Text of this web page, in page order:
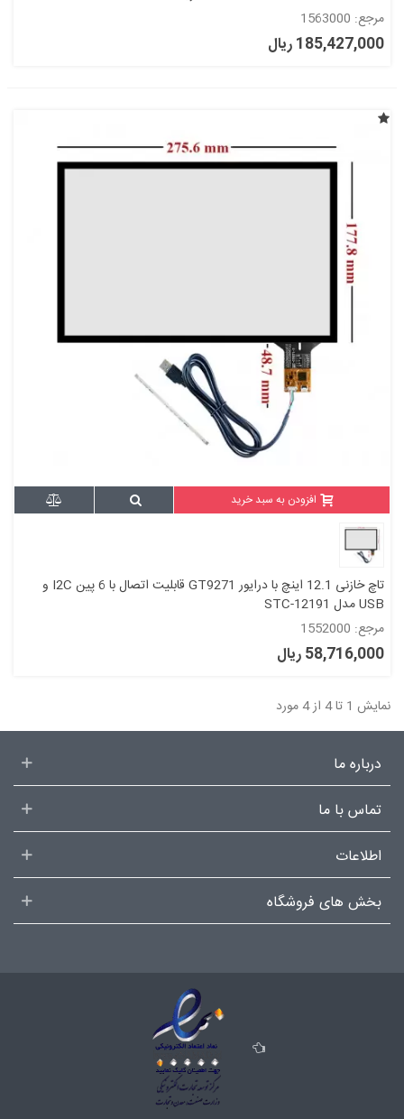
مرجع: 1563000
185,427,000 ریال
افزودن به سبد خرید
تاچ خازنی 12.1 اینچ با درایور GT9271 قابلیت اتصال با 6 پین I2C و
USB مدل STC-12191
مرجع: 1552000
58,716,000 ریال
نمایش 1 تا 4 از 4 مورد
درباره ما
تماس با ما
اطلاعات
بخش های فروشگاه